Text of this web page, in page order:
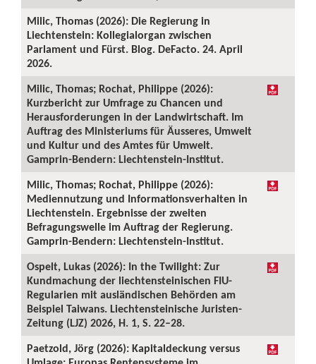
Milic, Thomas (2026): Die Regierung in
Liechtenstein: Kollegialorgan zwischen
Parlament und Fürst. Blog. DeFacto. 24. April
2026.
Milic, Thomas; Rochat, Philippe (2026):
Kurzbericht zur Umfrage zu Chancen und
Herausforderungen in der Landwirtschaft. Im
Auftrag des Ministeriums für Äusseres, Umwelt
und Kultur und des Amtes für Umwelt.
Gamprin-Bendern: Liechtenstein-Institut.
Milic, Thomas; Rochat, Philippe (2026):
Mediennutzung und Informationsverhalten in
Liechtenstein. Ergebnisse der zweiten
Befragungswelle im Auftrag der Regierung.
Gamprin-Bendern: Liechtenstein-Institut.
Ospelt, Lukas (2026): In the Twilight: Zur
Kundmachung der liechtensteinischen FIU-
Regularien mit ausländischen Behörden am
Beispiel Taiwans. Liechtensteinische Juristen-
Zeitung (LJZ) 2026, H. 1, S. 22–28.
Paetzold, Jörg (2026): Kapitaldeckung versus